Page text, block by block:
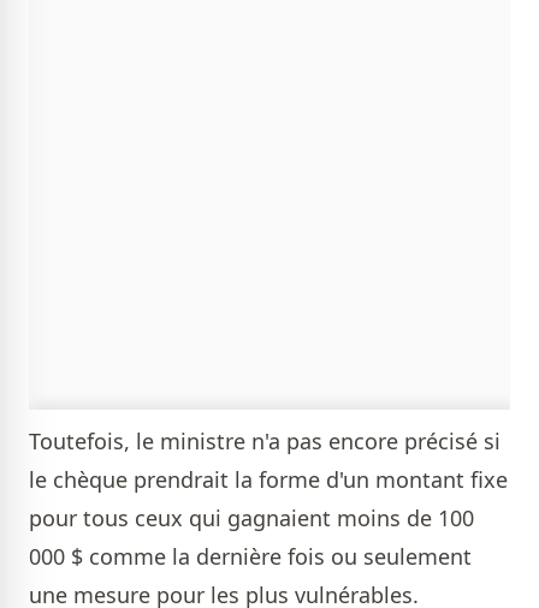
Toutefois, le ministre n'a pas encore précisé si
le chèque prendrait la forme d'un montant fixe
pour tous ceux qui gagnaient moins de 100
000 $ comme la dernière fois ou seulement
une mesure pour les plus vulnérables.